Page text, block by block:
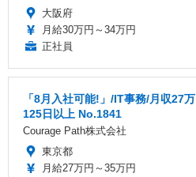
大阪府
月給30万円～34万円
正社員
「8月入社可能!」/IT事務/月収27
125日以上 No.1841
Courage Path株式会社
東京都
月給27万円～35万円